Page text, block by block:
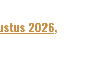
2026,